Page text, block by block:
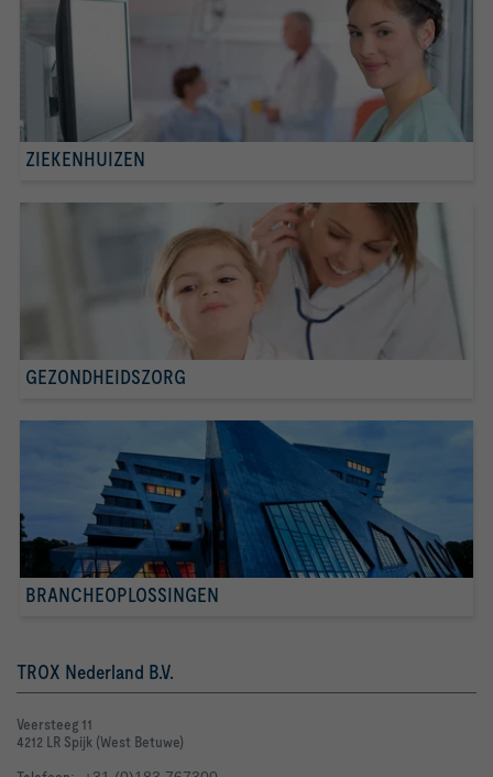
ZIEKENHUIZEN
GEZONDHEIDSZORG
BRANCHEOPLOSSINGEN
TROX Nederland B.V.
Veersteeg 11
4212 LR Spijk (West Betuwe)